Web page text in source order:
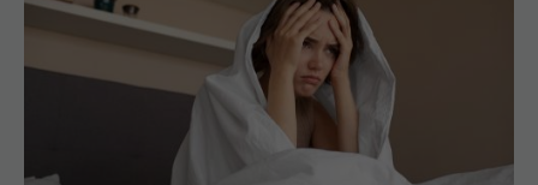
Te-ai trezit dintr-un vis urât și rămâi deranjat
toată ziua? De ce se întâmplă asta